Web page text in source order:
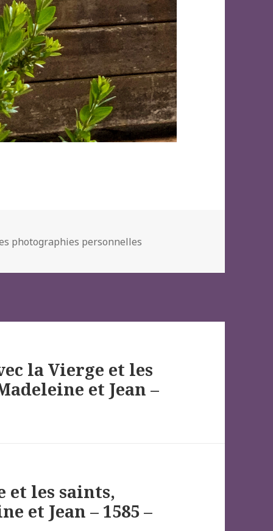
photographies personnelles
la Vierge et les
et Jean –
et les saints,
et Jean – 1585 –